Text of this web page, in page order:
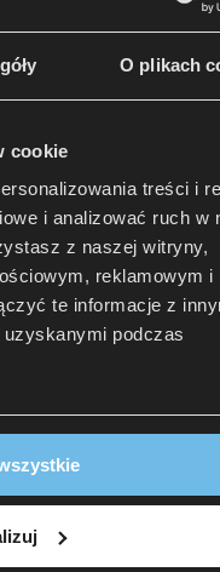
O plikach
cookie
treści i
i analizować ruch w
z naszej witryny,
reklamowym i
te informacje z
podczas